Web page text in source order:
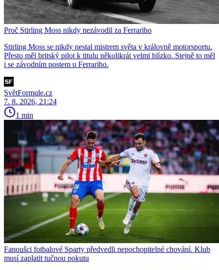
Proč Stirling Moss nikdy nezávodil za Ferrariho
Stirling Moss se nikdy nestal mistrem světa v královně motorsportu.
Přesto měl britský pilot k titulu několikrát velmi blízko. Stejně to měl
i se závodním postem u Ferrariho.
SvětFormule.cz
7. 8. 2026, 21:24
1 min
Fanoušci fotbalové Sparty předvedli nepochopitelné chování. Klub
musí zaplatit tučnou pokutu